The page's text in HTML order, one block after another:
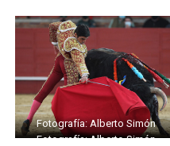
Fotografía: Alberto Simón
Fotografía: Alberto Simón